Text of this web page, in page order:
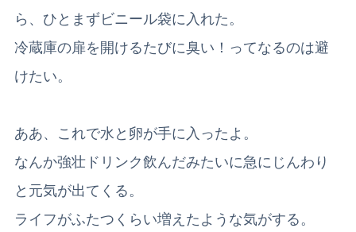
ら、ひとまずビニール袋に入れた。
冷蔵庫の扉を開けるたびに臭い！ってなるのは避
けたい。
ああ、これで水と卵が手に入ったよ。
なんか強壮ドリンク飲んだみたいに急にじんわり
と元気が出てくる。
ライフがふたつくらい増えたような気がする。